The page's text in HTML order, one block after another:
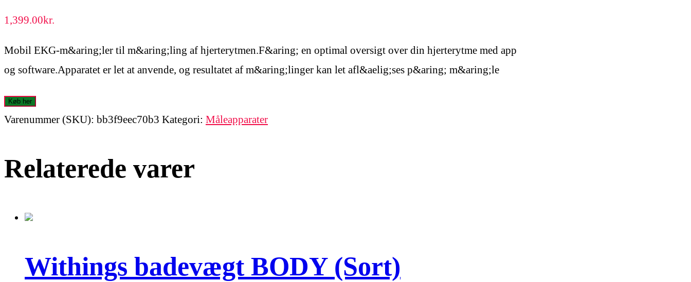
1,399.00kr.
Mobil EKG-m&aring;ler til m&aring;ling af hjerterytmen.F&aring; en optimal oversigt over din hjerterytme med app
og software.Apparatet er let at anvende, og resultatet af m&aring;linger kan let afl&aelig;ses p&aring; m&aring;le
Køb her
Varenummer (SKU): bb3f9eec70b3 Kategori: Måleapparater
Relaterede varer
Withings badevægt BODY (Sort)